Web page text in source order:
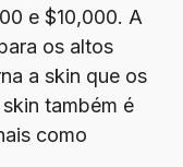
e $10,000. A
os altos
a skin que os
também é
como